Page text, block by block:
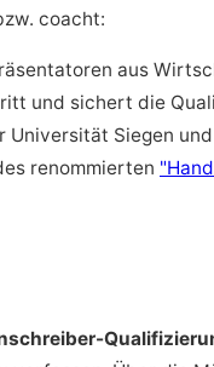
coacht:
aus
und sichert die
Universität Siegen
renommierten